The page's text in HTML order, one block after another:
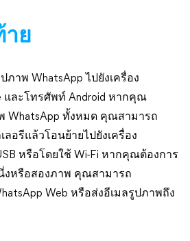
ย
าพ WhatsApp ไปยังเครื่อง
และโทรศัพท์ Android หากคุณ
WhatsApp ทั้งหมด คุณสามารถ
อรีแล้วโอนย้ายไปยังเครื่อง
หรือโดยใช้ Wi-Fi หากคุณต้องการ
งหรือสองภาพ คุณสามารถ
Web หรือส่งอีเมลรูปภาพถึง